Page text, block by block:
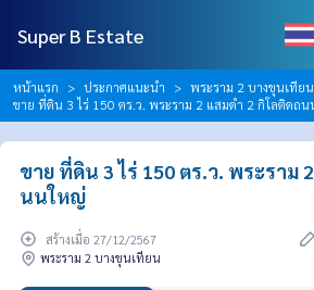
Super B Estate
หน้าแรก ประกาศแนะนำ
พระราม 2 บางขุนเทีย
ขาย ที่ดิน 3 ไร่ 150 ตร.ว. พระราม 2 แสมดำ 2 กิโลติดถ
ขาย ที่ดิน 3 ไร่ 150 ตร.ว. พระราม
นนใหญ่
สร้างเมื่อ 27/12/2567
พระราม 2 บางขุนเทียน